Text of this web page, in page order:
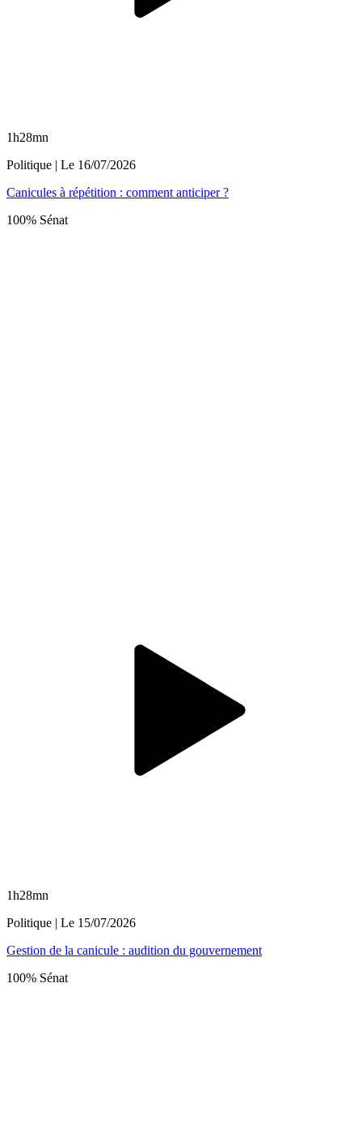
1h28mn
Politique | Le 16/07/2026
Canicules à répétition : comment anticiper ?
100% Sénat
1h28mn
Politique | Le 15/07/2026
Gestion de la canicule : audition du gouvernement
100% Sénat